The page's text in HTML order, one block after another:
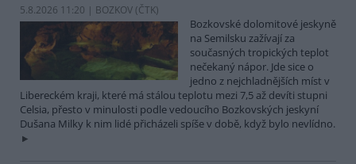
5.8.2026 11:20 | BOZKOV (ČTK)
Bozkovské dolomitové jeskyně
na Semilsku zažívají za
současných tropických teplot
nečekaný nápor. Jde sice o
jedno z nejchladnějších míst v
Libereckém kraji, které má stálou teplotu mezi 7,5 až devíti stupni
Celsia, přesto v minulosti podle vedoucího Bozkovských jeskyní
Dušana Milky k nim lidé přicházeli spíše v době, když bylo nevlídno.